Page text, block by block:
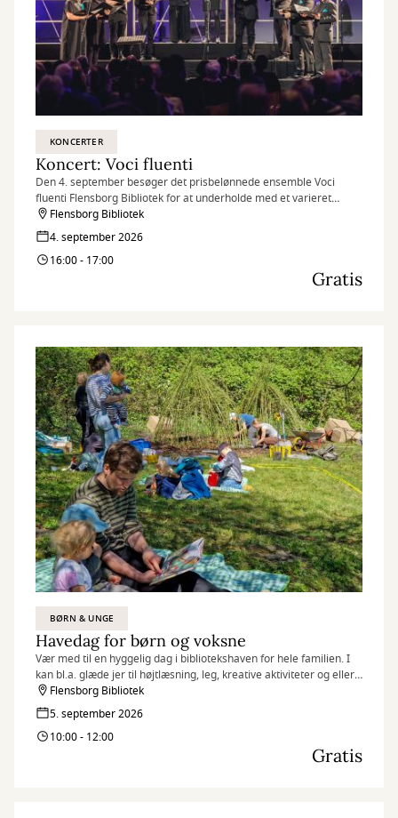
KONCERTER
Koncert: Voci fluenti
Den 4. september besøger det prisbelønnede ensemble Voci
fluenti Flensborg Bibliotek for at underholde med et varieret
koncertprogram. Glæd dig til klassiske og rytmiske værker
fremført af et erfarent vokalensemble.
Flensborg Bibliotek
4. september 2026
16:00 - 17:00
Gratis
BØRN & UNGE
Havedag for børn og voksne
Vær med til en hyggelig dag i bibliotekshaven for hele familien. I
kan bl.a. glæde jer til højtlæsning, leg, kreative aktiviteter og ellers
et par rolige og hyggelige timer sammen med jeres børn.
Flensborg Bibliotek
5. september 2026
10:00 - 12:00
Gratis